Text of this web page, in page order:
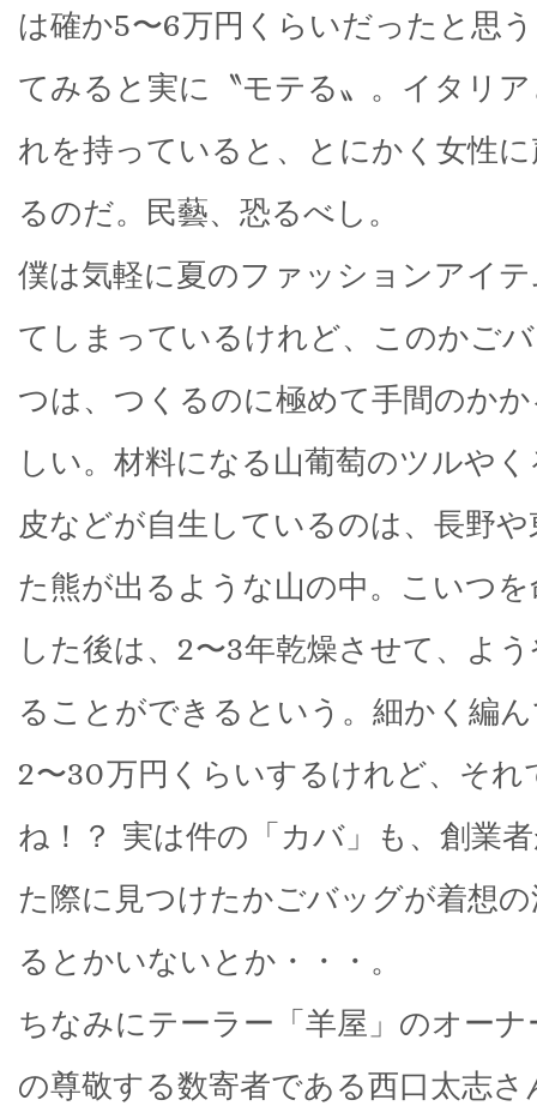
は確か5〜6万円くらいだったと思
てみると実に〝モテる〟。イタリ
れを持っていると、とにかく女性
るのだ。民藝、恐るべし。
僕は気軽に夏のファッションアイ
てしまっているけれど、このかご
つは、つくるのに極めて手間のか
しい。材料になる山葡萄のツルや
皮などが自生しているのは、長野
た熊が出るような山の中。こいつ
した後は、2〜3年乾燥させて、よ
ることができるという。細かく編
2〜30万円くらいするけれど、それ
ね！？ 実は件の「カバ」も、創業
た際に見つけたかごバッグが着想
るとかいないとか・・・。
ちなみにテーラー「羊屋」のオー
の尊敬する数寄者である西口太志